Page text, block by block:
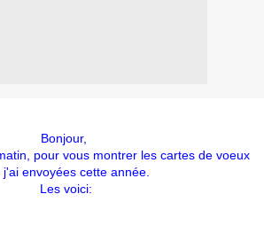
Bonjour,
pour vous montrer les cartes de voeux
j'ai envoyées cette année.
Les voici: